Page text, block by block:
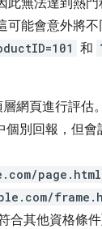
此無法達到熱
可能會意外將
和
網頁進行評估
個別回報，但
page.html
合其他資格條